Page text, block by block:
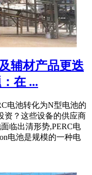
辅材产品更迭
在 ...
电池转化为N型电池的
资？这些设备的供应商
临出清形势,PERC电
电池是规模的一种电